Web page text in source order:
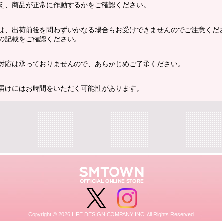
商品が正常に作動するかをご確認ください。
、出荷前後を問わずいかなる場合もお受けできませんのでご注意くだ
載をご確認ください。
は承っておりませんので、あらかじめご了承ください。
にはお時間をいただく可能性があります。
Copyright © 2026 LIFE DESIGN COMPANY INC. All Rights Reserved.